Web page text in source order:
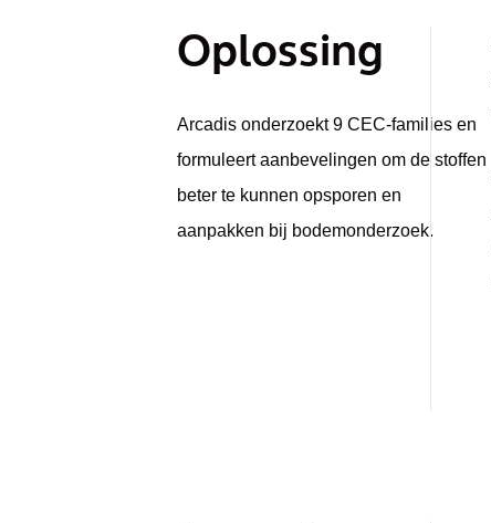
Oplossing
Arcadis onderzoekt 9 CEC-families en
formuleert aanbevelingen om de stoffen
beter te kunnen opsporen en
aanpakken bij bodemonderzoek.